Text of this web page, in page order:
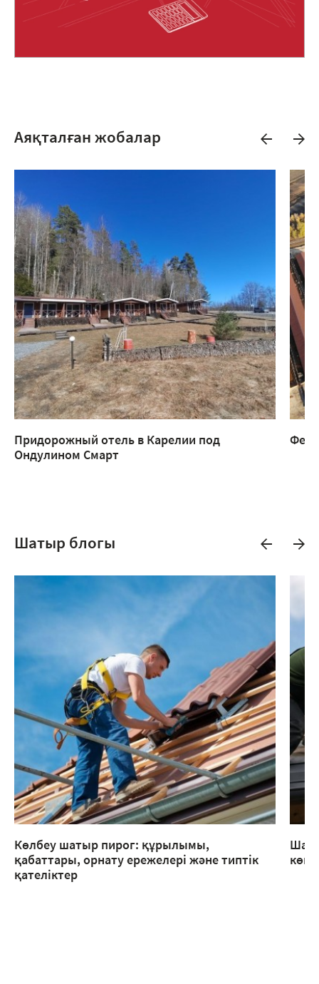
Аяқталған жобалар
Придорожный отель в Карелии под
Ондулином Смарт
Шатыр блогы
Көлбеу шатыр пирог: құрылымы,
қабаттары, орнату ережелері және типтік
қателіктер